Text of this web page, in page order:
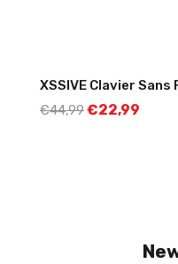
XSSIVE Clavier
€44,99€22,99